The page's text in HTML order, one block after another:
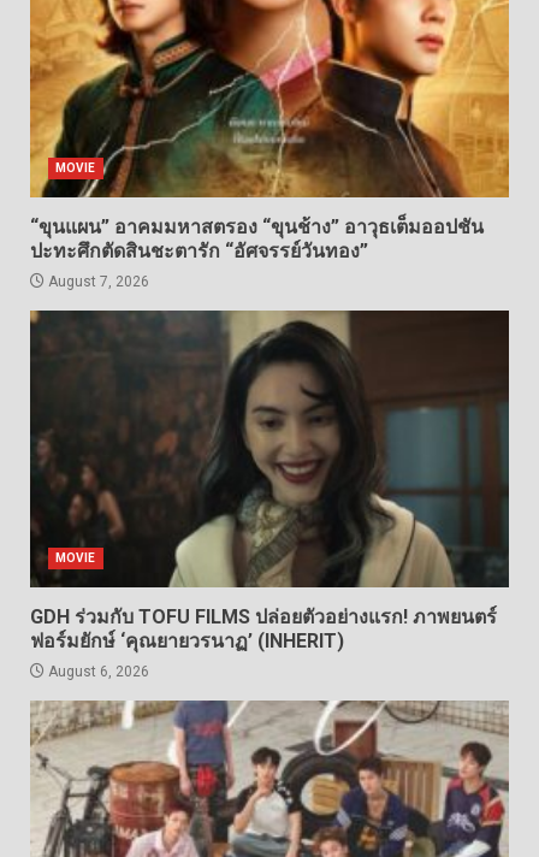
MOVIE
“ขุนแผน” อาคมมหาสตรอง “ขุนช้าง” อาวุธเต็มออปชัน
ปะทะศึกตัดสินชะตารัก “อัศจรรย์วันทอง”
August 7, 2026
MOVIE
GDH ร่วมกับ TOFU FILMS ปล่อยตัวอย่างแรก! ภาพยนตร์
ฟอร์มยักษ์ ‘คุณยายวรนาฏ’ (INHERIT)
August 6, 2026